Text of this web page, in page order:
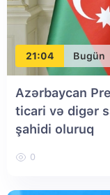
21:04 Bugün
Azərbaycan
ticari və digər
şahidi oluruq
0